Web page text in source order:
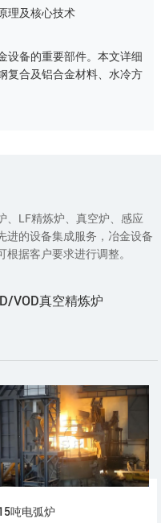
理及核心技术
设备的重要部件。本文详细
复合及铝合金材料、水冷方
、LF精炼炉、真空炉、感应
进的设备集成服务，冶金设备
据客户要求进行调整。
VOD真空精炼炉
吨电弧炉